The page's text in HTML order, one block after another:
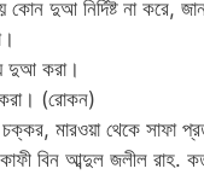
কোন দুআ নির্দিষ্ট না করে,
দুআ করা।
করা। (রোকন)
মারওয়া থেকে সাফা
বিন আব্দুল জলীল রাহ.